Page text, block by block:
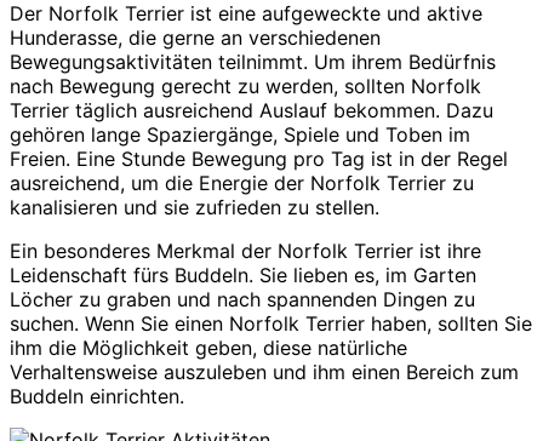
Der Norfolk Terrier ist eine aufgeweckte und aktive
Hunderasse, die gerne an verschiedenen
Bewegungsaktivitäten teilnimmt. Um ihrem Bedürfnis
nach Bewegung gerecht zu werden, sollten Norfolk
Terrier täglich ausreichend Auslauf bekommen. Dazu
gehören lange Spaziergänge, Spiele und Toben im
Freien. Eine Stunde Bewegung pro Tag ist in der Regel
ausreichend, um die Energie der Norfolk Terrier zu
kanalisieren und sie zufrieden zu stellen.
Ein besonderes Merkmal der Norfolk Terrier ist ihre
Leidenschaft fürs Buddeln. Sie lieben es, im Garten
Löcher zu graben und nach spannenden Dingen zu
suchen. Wenn Sie einen Norfolk Terrier haben, sollten Sie
ihm die Möglichkeit geben, diese natürliche
Verhaltensweise auszuleben und ihm einen Bereich zum
Buddeln einrichten.